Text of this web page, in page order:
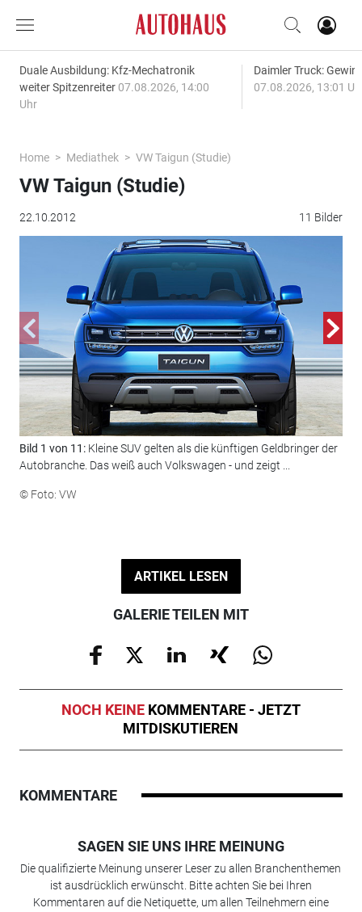
Duale Ausbildung: Kfz-Mechatronik
weiter Spitzenreiter 07.08.2026, 14:00
Uhr
Daimler Truck:
07.08.2026, 13:01
Home Mediathek VW Taigun (Studie)
22.10.2012 11 Bilder
VW Taigun (Studie)
Bild 1 von 11: Kleine SUV gelten als die künftigen Geldbringer der
Autobranche. Das weiß auch Volkswagen - und zeigt ...
© Foto: VW
ARTIKEL LESEN
GALERIE TEILEN MIT
NOCH KEINE KOMMENTARE - JETZT
MITDISKUTIEREN
KOMMENTARE
SAGEN SIE UNS IHRE MEINUNG
Die qualifizierte Meinung unserer Leser zu allen Branchenthemen
ist ausdrücklich erwünscht. Bitte achten Sie bei Ihren
Kommentaren auf die Netiquette, um allen Teilnehmern eine